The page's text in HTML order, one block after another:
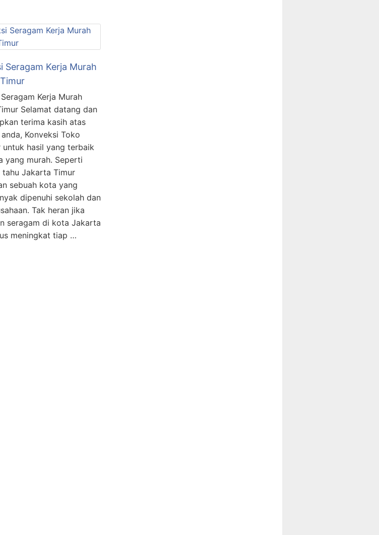
Seragam Kerja Murah
Kerja Murah
Selamat datang dan
terima kasih atas
Konveksi Toko
hasil yang terbaik
yang murah. Seperti
Jakarta Timur
sebuah kota yang
dipenuhi sekolah dan
Tak heran jika
seragam di kota Jakarta
meningkat tiap …